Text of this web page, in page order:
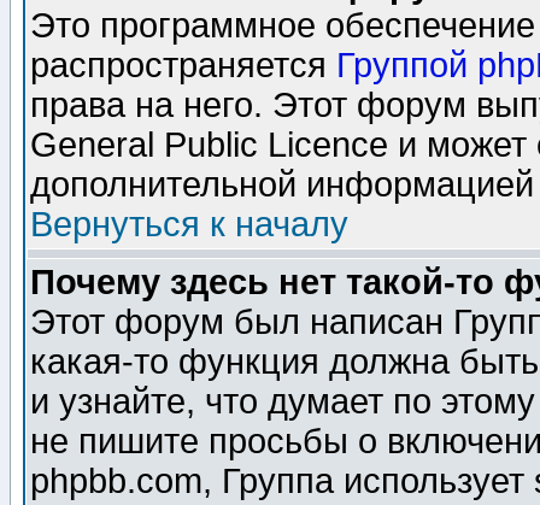
Это программное
распространяется Группой
права на него. Этот форум
General Public Licence и может
дополнительной
Вернуться к началу
Почему здесь нет такой-то
Этот форум был написан
какая-то функция должна
и узнайте, что думает по
не пишите просьбы о
phpbb.com, Группа